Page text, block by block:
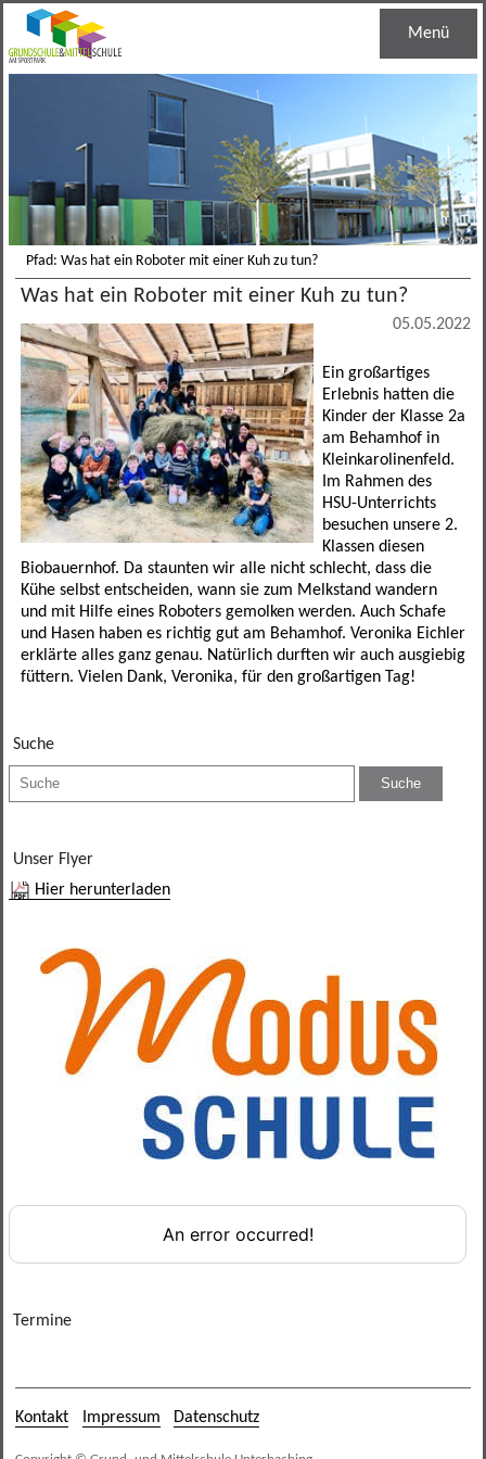
Menü
Unsere Schule
Schulleitung
Haustechnik
Jugendsozialarbeit
Schulsozialarbeit
Schulberatung
Berufseinstiegsbegleitung
Förderverein
Awo-Hort
Mittagsbetreuung Freiraum
Schulweghelfer
Schulsanitäter
Kollegium
SMV
Verbindungslehrer
Schulleben
Regelklassen
Ganztagesklassen
Bandklassen
Leistungssportklassen
Arbeitsgemeinschaften
Leseförderung
Schulfruchtprogramm
Ergebnisse Projektwoche
Grundschule
Schuleinschreibung
Lernentwicklungsgespräch
Lese- und Schreibentwicklung
Medienreferenzschule
SINUS
Informationen
Übertritt
Regelklassen
Mittelschule
M-Zug
Bandklassen
Schulverbund
Ganztagesklassen
Regelklassen
Mögliche Abschlüsse
Informationen
Termine
Mensa
Speiseplan
Datenschutz
Elternbriefe
Wichtige Links und Adressen
Kontakt
Allgemein
Elternportal Grundschule
Kontaktformular
Schulweg
Pfad: Was hat ein Roboter mit einer Kuh zu tun?
Was hat ein Roboter mit einer Kuh zu tun?
05.05.2022
Ein großartiges
Erlebnis hatten die
Kinder der Klasse 2a
am Behamhof in
Kleinkarolinenfeld.
Im Rahmen des
HSU-Unterrichts
besuchen unsere 2.
Klassen diesen
Biobauernhof. Da staunten wir alle nicht schlecht, dass die
Kühe selbst entscheiden, wann sie zum Melkstand wandern
und mit Hilfe eines Roboters gemolken werden. Auch Schafe
und Hasen haben es richtig gut am Behamhof. Veronika Eichler
erklärte alles ganz genau. Natürlich durften wir auch ausgiebig
füttern. Vielen Dank, Veronika, für den großartigen Tag!
Suche
Unser Flyer
Hier herunterladen
Termine
Kontakt Impressum Datenschutz